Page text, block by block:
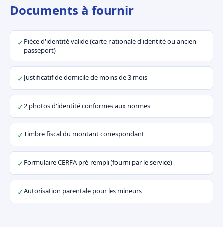
Documents à fournir
✓ Pièce d'identité valide (carte nationale d'identité ou ancien
passeport)
✓Justificatif de domicile de moins de 3 mois
✓2 photos d'identité conformes aux normes
✓Timbre fiscal du montant correspondant
✓ Formulaire CERFA pré-rempli (fourni par le service)
✓Autorisation parentale pour les mineurs